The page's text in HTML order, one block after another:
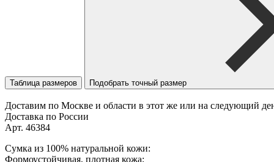
Таблица размеров Подобрать точный размер
Доставим по Москве и области в этот же или на следующий
Доставка по России
Арт. 46384
Сумка из 100% натуральной кожи:
Формоустойчивая, плотная кожа;